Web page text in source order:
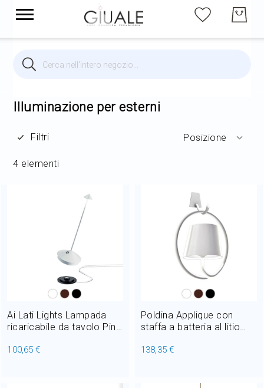
CercaBrands
Illuminazione per interni
Illuminazione per esterni
Arredo Giardino
Home Decor
Outlet
Il mio Account
Illuminazione per esterni
4 elementi
Filtri Posizione
Ai Lati Lights Lampada
ricaricabile da tavolo Pina
cm Dimmer - Per uso
100,65 €
Poldina Applique con
staffa a batteria al litio
H 26.5 cm Anche per
138,35 €